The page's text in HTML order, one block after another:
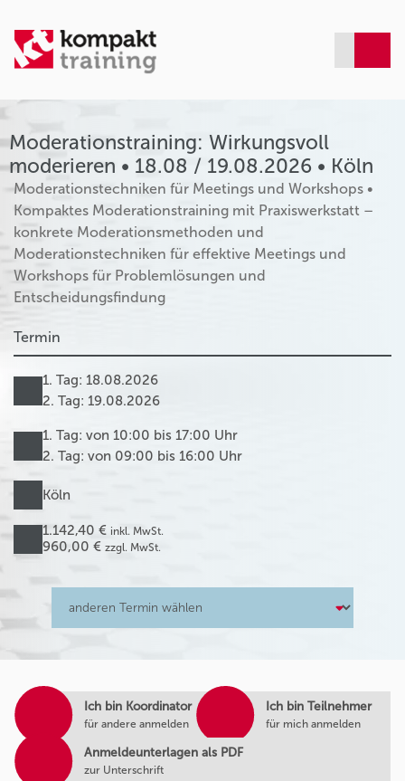
Moderationstraining: Wirkungsvoll
moderieren • 18.08 / 19.08.2026 • Köln
Moderationstechniken für Meetings und Workshops •
Kompaktes Moderationstraining mit Praxiswerkstatt –
konkrete Moderationsmethoden und
Moderationstechniken für effektive Meetings und
Workshops für Problemlösungen und
Entscheidungsfindung
Termin
1. Tag: 18.08.2026
2. Tag: 19.08.2026
1. Tag: von 10:00 bis 17:00 Uhr
2. Tag: von 09:00 bis 16:00 Uhr
Köln
1.142,40 € inkl. MwSt.
960,00 € zzgl. MwSt.
Ich bin Koordinator
für andere anmelden
Ich bin Teilnehmer
für mich anmelden
Anmeldeunterlagen als PDF
zur Unterschrift